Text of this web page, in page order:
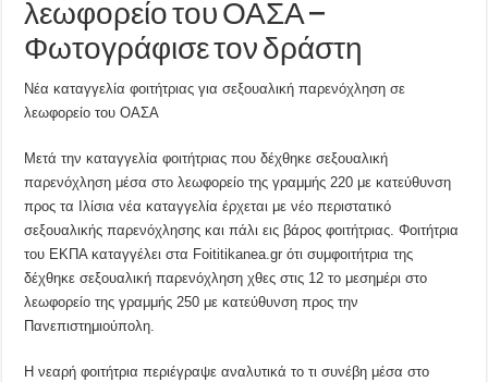
λεωφορείο του ΟΑΣΑ –
Φωτογράφισε τον δράστη
Νέα καταγγελία φοιτήτριας για σεξουαλική παρενόχληση σε
λεωφορείο του ΟΑΣΑ
Μετά την καταγγελία φοιτήτριας που δέχθηκε σεξουαλική
παρενόχληση μέσα στο λεωφορείο της γραμμής 220 με κατεύθυνση
προς τα Ιλίσια νέα καταγγελία έρχεται με νέο περιστατικό
σεξουαλικής παρενόχλησης και πάλι εις βάρος φοιτήτριας. Φοιτήτρια
του ΕΚΠΑ καταγγέλει στα Foititikanea.gr ότι συμφοιτήτρια της
δέχθηκε σεξουαλική παρενόχληση χθες στις 12 το μεσημέρι στο
λεωφορείο της γραμμής 250 με κατεύθυνση προς την
Πανεπιστημιούπολη.
Η νεαρή φοιτήτρια περιέγραψε αναλυτικά το τι συνέβη μέσα στο